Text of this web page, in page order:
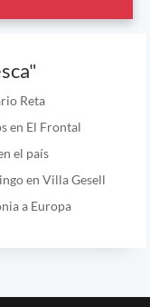
Reta
en El Frontal
el país
en Villa Gesell
a Europa